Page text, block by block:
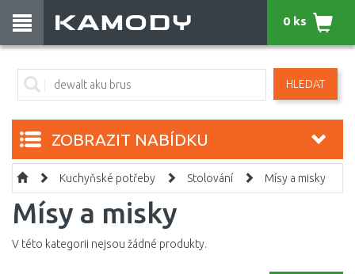
HLEDAT
0 ks
ZOBRAZIT NABÍDKU
Kuchyňské potřeby Stolování Mísy a misky
Mísy a misky
V této kategorii nejsou žádné produkty.